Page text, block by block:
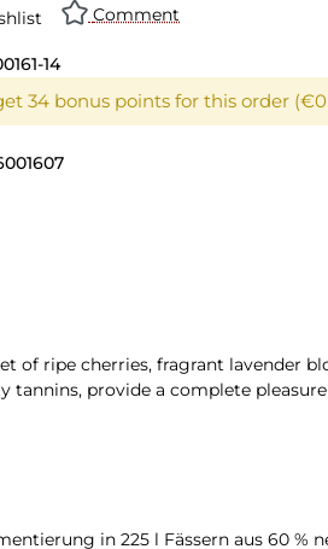
Comment
14
34 bonus points for this order
of ripe cherries, fragrant lavender
tannins, provide a complete
in 225 l Fässern aus 60 %